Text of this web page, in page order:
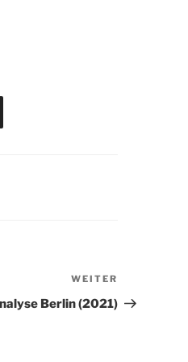
Beitrag
WEITER
Berlin (2021)